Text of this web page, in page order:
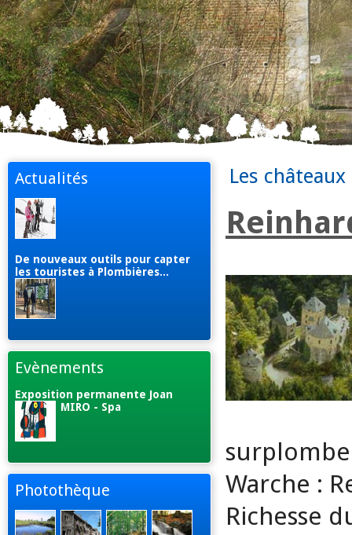
Actualités
De nouveaux outils pour capter
les touristes à Plombières...
Evènements
Exposition permanente Joan
MIRO - Spa
Photothèque
Les châteaux
Warche :
Richesse